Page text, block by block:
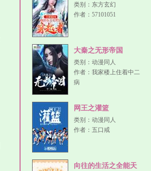
类别： 东方玄幻
作者： 57101051
大秦之无形帝国
类别： 动漫同人
作者： 我家楼上住着中二
病
网王之灌篮
类别： 动漫同人
作者： 五口戒
向往的生活之全能天